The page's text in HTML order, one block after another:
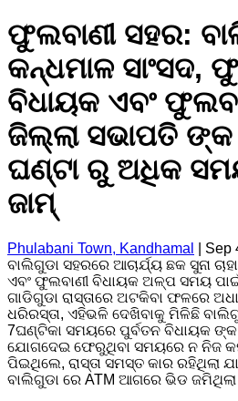
ଫୁଲବାଣୀ ସହର:
କନ୍ଧମାଳ ସାଂସଦ,
ବିଧାୟକ ଏବଂ
ଜିଲ୍ଲା ସଭାପତି
ଘଣ୍ଟା ରୁ ଅଧିକ
ଜାମ୍
Phulabani Town, Kandhamal
Sep
ବାଲିଗୁଡା ସହରରେ ଆଚାର୍ଯ୍ୟ ଛକ ସୁନା
ଏବଂ ଫୁଲବାଣୀ ବିଧାୟକ ଅଳ୍ପ ସମୟ
ଗାଡିଗୁଡା ରାସ୍ତାରେ ଅଟକିବା ଫଳରେ
ଧରିରସ୍ତା, ଏହିଭଳି ଦେଖିବାକୁ ମିଳିଛି
7ଘଣ୍ଟିକା ସମୟରେ ପୁର୍ବତନ ବିଧାୟକ
ଯୋଗଦେଇ ଫେରୁଥିବା ସମୟରେ ନ ନିଜ
ପିଇଥିଲେ, ରାସ୍ତା ସମସ୍ତ କାର ରହିଥିଲା
ବାଲିଗୁଡା ରେ ATM ଆଗରେ ଭିଡ ଜମିଥିଲା